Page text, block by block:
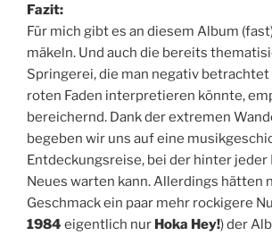
Fazit:
Für mich gibt es an diesem Album
mäkeln. Und auch die bereits
Springerei, die man negativ
roten Faden interpretieren könnte,
bereichernd. Dank der extremen
begeben wir uns auf eine
Entdeckungsreise, bei der hinter jeder
Neues warten kann. Allerdings hätten
Geschmack ein paar mehr rockigere
1984 eigentlich nur Hoka Hey!) der